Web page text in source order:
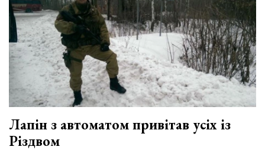
Лапін з автоматом привітав усіх із
Різдвом